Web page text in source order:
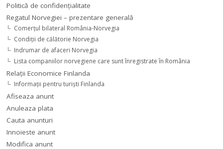
Politică de confidențialitate
Regatul Norvegiei – prezentare generală
Comerţul bilateral România-Norvegia
Condiții de călătorie Norvegia
Indrumar de afaceri Norvegia
Lista companiilor norvegiene care sunt înregistrate în România
Relaţii Economice Finlanda
Informaţii pentru turişti Finlanda
Afiseaza anunt
Anuleaza plata
Cauta anunturi
Innoieste anunt
Modifica anunt